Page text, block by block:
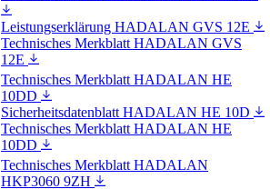
Leistungserklärung HADALAN GVS 12E
Technisches Merkblatt HADALAN GVS
12E
Technisches Merkblatt HADALAN HE
10DD
Sicherheitsdatenblatt HADALAN HE 10D
Technisches Merkblatt HADALAN HE
10DD
Technisches Merkblatt HADALAN
HKP3060 9ZH